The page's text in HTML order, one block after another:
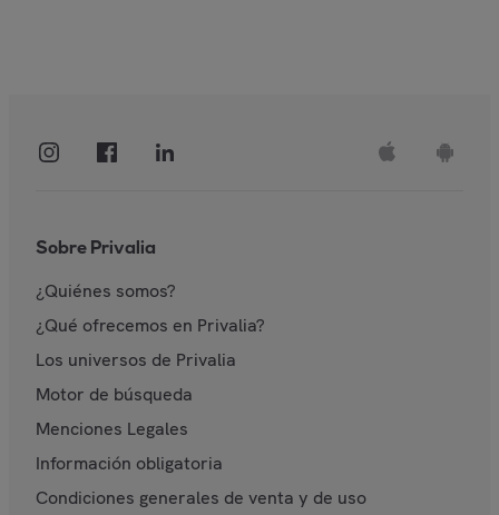
Sobre Privalia
¿Quiénes somos?
¿Qué ofrecemos en Privalia?
Los universos de Privalia
Motor de búsqueda
Menciones Legales
Información obligatoria
Condiciones generales de venta y de uso